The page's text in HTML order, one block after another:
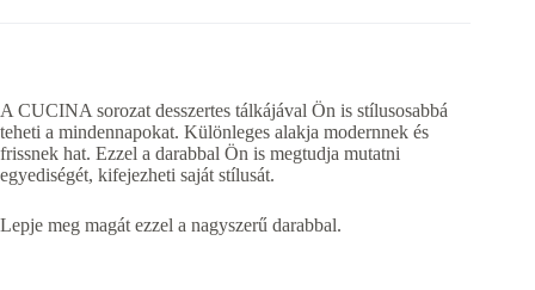
A CUCINA sorozat desszertes tálkájával Ön is stílusosabbá
teheti a mindennapokat. Különleges alakja modernnek és
frissnek hat. Ezzel a darabbal Ön is megtudja mutatni
egyediségét, kifejezheti saját stílusát.
Lepje meg magát ezzel a nagyszerű darabbal.